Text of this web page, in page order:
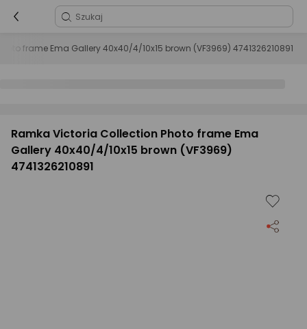
frame Ema Gallery 40x40/4/10x15 brown (VF3969) 4741326210891
Ramka Victoria Collection Photo frame Ema
Gallery 40x40/4/10x15 brown (VF3969)
4741326210891